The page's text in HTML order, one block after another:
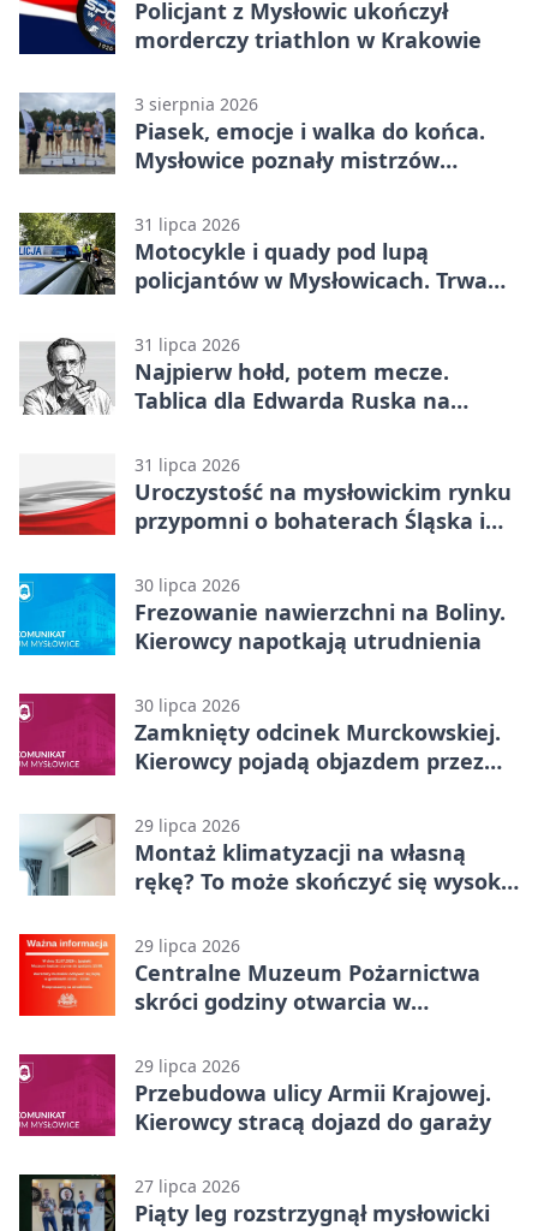
Policjant z Mysłowic ukończył
morderczy triathlon w Krakowie
3 sierpnia 2026
Piasek, emocje i walka do końca.
Mysłowice poznały mistrzów
31 lipca 2026
Motocykle i quady pod lupą
policjantów w Mysłowicach. Trwa
31 lipca 2026
Najpierw hołd, potem mecze.
Tablica dla Edwarda Ruska na
31 lipca 2026
Uroczystość na mysłowickim rynku
przypomni o bohaterach Śląska i
30 lipca 2026
Frezowanie nawierzchni na Boliny.
Kierowcy napotkają utrudnienia
30 lipca 2026
Zamknięty odcinek Murckowskiej.
Kierowcy pojadą objazdem przez
29 lipca 2026
Montaż klimatyzacji na własną
rękę? To może skończyć się wysoką
29 lipca 2026
Centralne Muzeum Pożarnictwa
skróci godziny otwarcia w
29 lipca 2026
Przebudowa ulicy Armii Krajowej.
Kierowcy stracą dojazd do garaży
27 lipca 2026
Piąty leg rozstrzygnął mysłowicki